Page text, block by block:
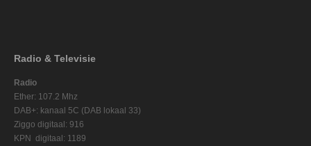
Radio & Televisie
Radio
Ether: 107.2 Mhz
DAB+: kanaal 5C (DAB lokaal 33)
Ziggo digitaal: 916
KPN digitaal: 1189